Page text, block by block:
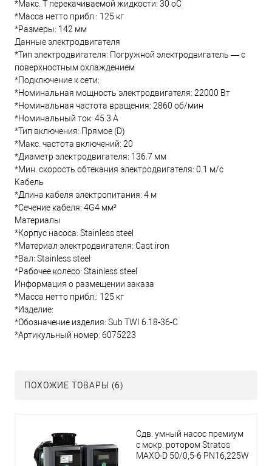
*Макс. T перекачиваемой жидкости: 30 oC
*Масса нетто прибл.: 125 кг
*Размеры: 142 мм
Данные электродвигателя
*Тип электродвигателя: Погружной электродвигатель — с
поверхностным охлаждением
*Подключение к сети:
*Номинальная мощность электродвигателя: 22000 Вт
*Номинальная частота вращения: 2860 об/мин
*Номинальный ток: 45.3 А
*Тип включения: Прямое (D)
*Макс. частота включений: 20
*Диаметр электродвигателя: 136.7 мм
*Мин. скорость обтекания электродвигателя: 0.1 м/с
Кабель
*Длина кабеля электропитания: 4 м
*Сечение кабеля: 4G4 мм²
Материалы
*Корпус насоса: Stainless steel
*Материал электродвигателя: Cast iron
*Вал: Stainless steel
*Рабочее колесо: Stainless steel
Информация о размещении заказа
*Масса нетто прибл.: 125 кг
*Изделие:
*Обозначение изделия: Sub TWI 6.18-36-C
*Артикульный номер: 6075223
ПОХОЖИЕ ТОВАРЫ (6)
Сдв. умный насос премиум
с мокр. ротором Stratos
MAXO-D 50/0,5-6 PN16,225W